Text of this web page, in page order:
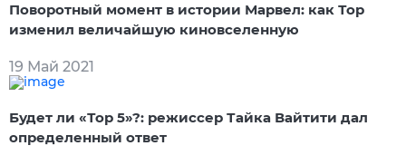
Поворотный момент в истории Марвел: как Тор
изменил величайшую киновселенную
19 Май 2021
Будет ли «Тор 5»?: режиссер Тайка Вайтити дал
определенный ответ